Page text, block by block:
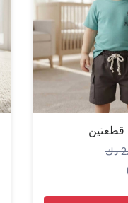
قطعتين